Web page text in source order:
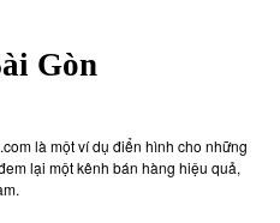
Gòn
là một ví dụ điển hình cho những
lại một kênh bán hàng hiệu quả,